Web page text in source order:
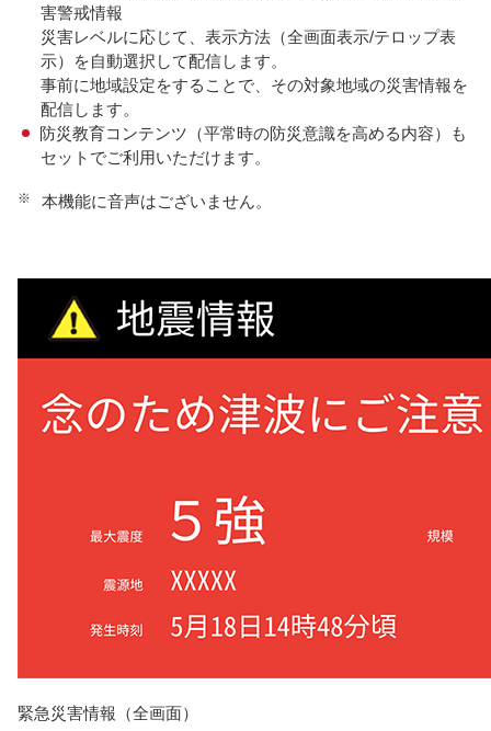
害警戒情報
災害レベルに応じて、表示方法（全画面表示/テロップ表
示）を自動選択して配信します。
事前に地域設定をすることで、その対象地域の災害情報を
配信します。
防災教育コンテンツ（平常時の防災意識を高める内容）も
セットでご利用いただけます。
※ 本機能に音声はございません。
緊急災害情報（全画面）